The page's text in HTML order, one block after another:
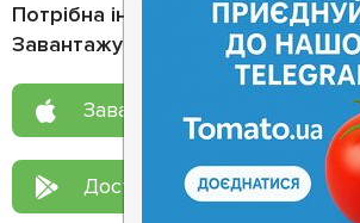
Потрібна інформація про заклад?
Завантажуйте додаток!
Завантажте у App Store
Доступно у Google Play